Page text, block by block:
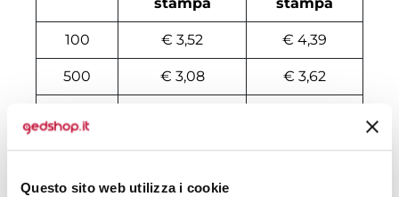
Questo sito web utilizza i cookie
100 € 3,52 € 4,39
500 € 3,08 € 3,62
2000 € 2,98 € 3,35
3000 € 2,97